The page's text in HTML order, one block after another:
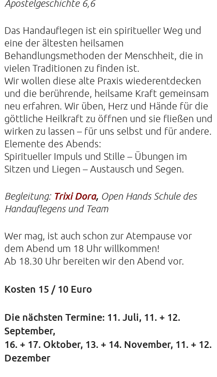
FILM ZUR KIRCHE DER STILLE
FÖRDERVEREIN
VERMIETUNG
NEWSLETTER
ARCHIV
IMPRESSUM
DATENSCHUTZERKLÄRUNG
KIRCHE DER STILLE
Helenenstraße 14A
Apostelgeschichte 6,6
Das Handauflegen ist ein spiritueller Weg und
eine der ältesten heilsamen
Behandlungsmethoden der Menschheit, die in
vielen Traditionen zu finden ist.
Wir wollen diese alte Praxis wiederentdecken
und die berührende, heilsame Kraft gemeinsam
neu erfahren. Wir üben, Herz und Hände für die
göttliche Heilkraft zu öffnen und sie fließen und
wirken zu lassen – für uns selbst und für andere.
Elemente des Abends:
Spiritueller Impuls und Stille – Übungen im
Sitzen und Liegen – Austausch und Segen.
Begleitung:Trixi Dora,Open Hands Schule des
Handauflegens und Team
Wer mag, ist auch schon zur Atempause vor
dem Abend um 18 Uhr willkommen!
Ab 18.30 Uhr bereiten wir den Abend vor.
Kosten 15 / 10 Euro
Die nächsten Termine: 11. Juli, 11. + 12.
September,
16. + 17. Oktober, 13. + 14. November, 11. + 12.
Dezember